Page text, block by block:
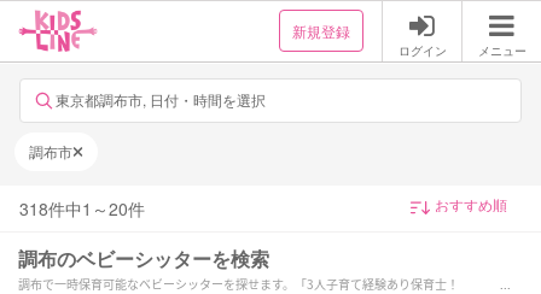
新規登録
ログイン メニュー
東京都調布市, 日付・時間を選択
調布市
318件中1 ～20件
調布のベビーシッターを検索
調布で一時保育可能なベビーシッターを探せます。「3人子育て経験あり保育士！